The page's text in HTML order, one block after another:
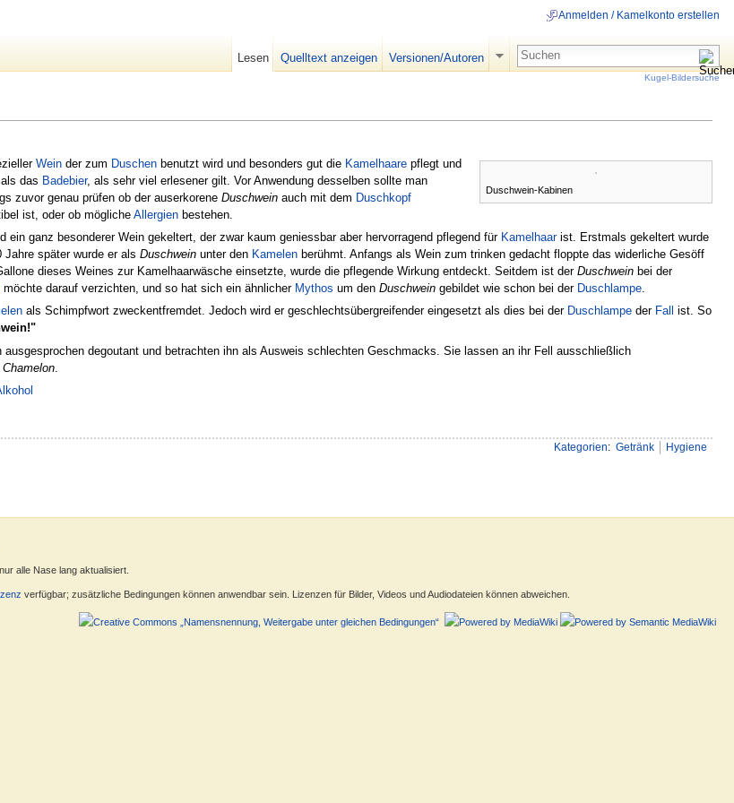
Duschwein-Kabinen
Weinder zum Duschenbenutzt wird und besonders gut die Kamelhaarepflegt und
das Badebier, als sehr viel erlesener gilt. Vor Anwendung desselben sollte man
zuvor genau prüfen ob der auserkorene Duschweinauch mit dem Duschkopf
ist, oder ob mögliche Allergienbestehen.
ein ganz besonderer Wein gekeltert, der zwar kaum geniessbar aber hervorragend pflegend für Kamelhaarist. Erstmals gekeltert wurde
Jahre später wurde er als Duschwein unter den Kamelen berühmt. Anfangs als Wein zum trinken gedacht floppte das widerliche Gesöff
dieses Weines zur Kamelhaarwäsche einsetzte, wurde die pflegende Wirkung entdeckt. Seitdem ist der Duschwein bei der
möchte darauf verzichten, und so hat sich ein ähnlicher Mythos um den Duschwein gebildet wie schon bei der Duschlampe
als Schimpfwort zweckentfremdet. Jedoch wird er geschlechtsübergreifender eingesetzt als dies bei der Duschlampe der Fall ist. So
degoutant und betrachten ihn als Ausweis schlechten Geschmacks. Sie lassen an ihr Fell ausschließlich
Kategorien: Getränk Hygiene
Anmelden / Kamelkonto erstellen
Lesen Quelltext anzeigen Versionen/Autoren
Kugel-Bildersuche
alle Nase lang aktualisiert.
verfügbar; zusätzliche Bedingungen können anwendbar sein. Lizenzen für Bilder, Videos und Audiodateien können abweichen.